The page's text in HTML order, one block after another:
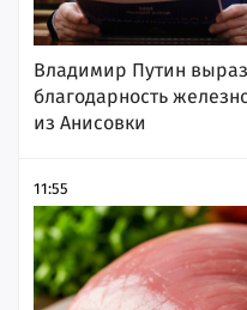
Владимир Путин
благодарность
из Анисовки
11:55